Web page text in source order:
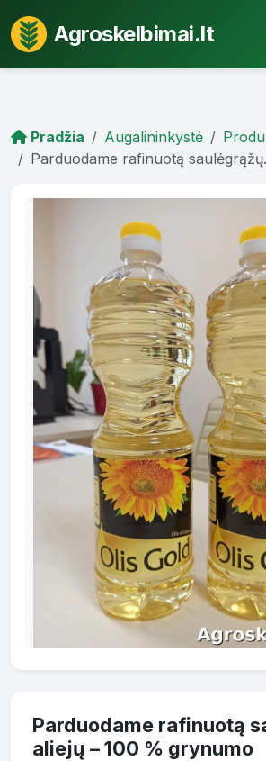
Agroskelbimai.lt
Pradžia Augalininkystė
Parduodame rafinuotą
Parduodame rafinuotą
aliejų – 100 % grynumo